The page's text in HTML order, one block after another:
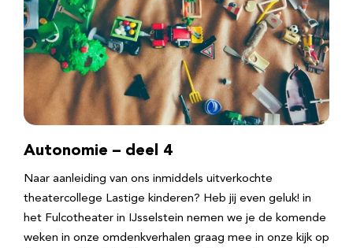
Autonomie – deel 4
Naar aanleiding van ons inmiddels uitverkochte
theatercollege Lastige kinderen? Heb jij even geluk! in
het Fulcotheater in IJsselstein nemen we je de komende
weken in onze omdenkverhalen graag mee in onze kijk op